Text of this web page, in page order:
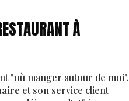
À
"où manger autour de moi".
et son service client